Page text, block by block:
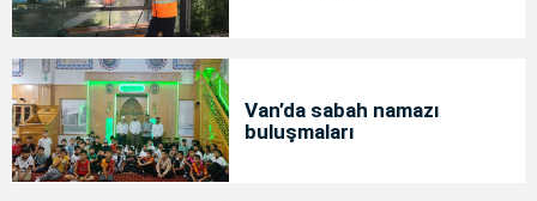
Van’da sabah namazı
buluşmaları